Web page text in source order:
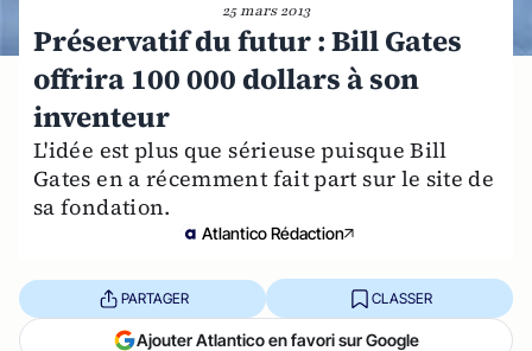
25 mars 2013
Préservatif du futur : Bill Gates
offrira 100 000 dollars à son
inventeur
L'idée est plus que sérieuse puisque Bill
Gates en a récemment fait part sur le site de
sa fondation.
Atlantico Rédaction
PARTAGER CLASSER
Ajouter Atlantico en favori sur Google